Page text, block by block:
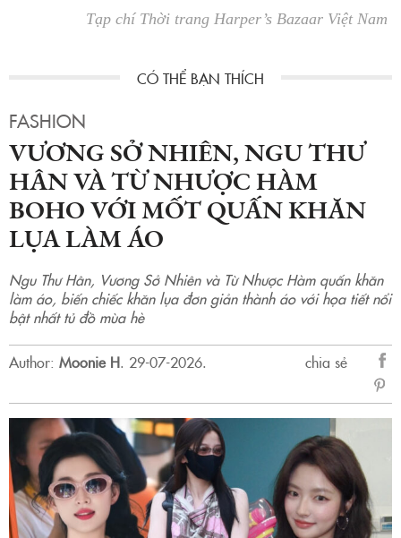
Tạp chí Thời trang Harper’s Bazaar Việt Nam
FASHION
VƯƠNG SỞ NHIÊN, NGU THƯ
HÂN VÀ TỪ NHƯỢC HÀM
BOHO VỚI MỐT QUẤN KHĂN
LỤA LÀM ÁO
Ngu Thư Hân, Vương Sở Nhiên và Từ Nhược Hàm quấn khăn
làm áo, biến chiếc khăn lụa đơn giản thành áo với họa tiết nổi
bật nhất tủ đồ mùa hè
Author: Moonie H. 29-07-2026.
chia sẻ
sẻ